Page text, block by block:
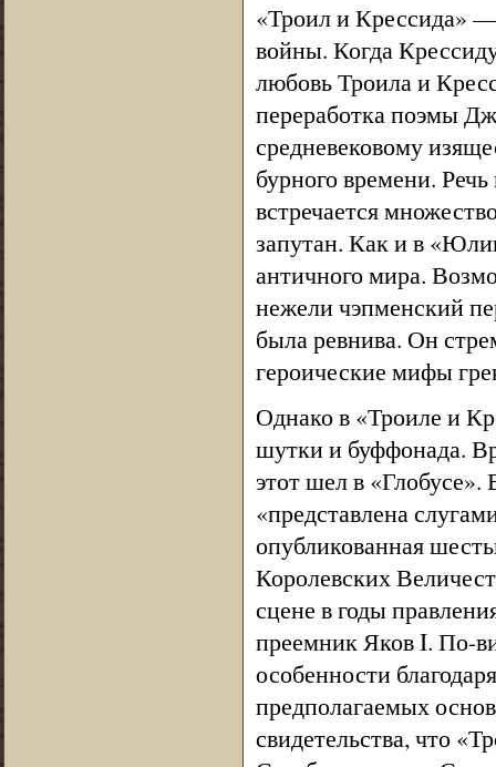
«Троил и Крессида»
войны. Когда
любовь Троила и
переработка поэмы
средневековому
бурного времени.
встречается
запутан. Как и в
античного мира.
нежели чэпменский
была ревнива. Он
героические мифы
Однако в «Троиле и
шутки и буффонада.
этот шел в «Глобусе».
«представлена
опубликованная
Королевских
сцене в годы
преемник Яков I. По-
особенности
предполагаемых
свидетельства, что